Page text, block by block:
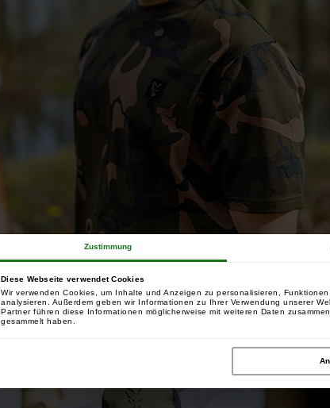
Zustimmung
Diese Webseite verwendet Cookies
Wir verwenden Cookies, um Inhalte und Anzeigen zu personalisieren,
analysieren. Außerdem geben wir Informationen zu Ihrer Verwendung unserer
Partner führen diese Informationen möglicherweise mit weiteren Daten
gesammelt haben.